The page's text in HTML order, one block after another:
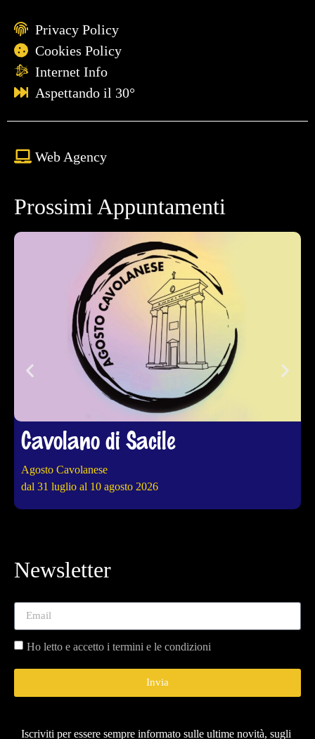
Privacy Policy
Cookies Policy
Internet Info
Aspettando il 30°
Web Agency
Prossimi Appuntamenti
Cavolano di Sacile
Agosto Cavolanese
dal 31 luglio al 10 agosto 2026
Newsletter
Ho letto e accetto i termini e le condizioni
Invia
Iscriviti per essere sempre informato sulle ultime novità, sugli